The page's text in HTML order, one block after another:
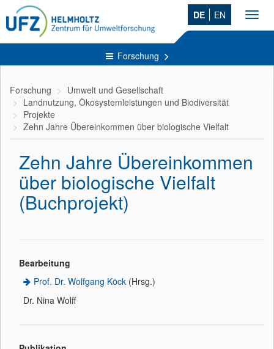
DE EN
Forschung
Forschung
Umwelt und Gesellschaft
Landnutzung, Ökosystemleistungen und Biodiversität
Projekte
Zehn Jahre Übereinkommen über biologische Vielfalt
Zehn Jahre Übereinkommen
über biologische Vielfalt
(Buchprojekt)
Bearbeitung
Prof. Dr. Wolfgang Köck (Hrsg.)
Dr. Nina Wolff